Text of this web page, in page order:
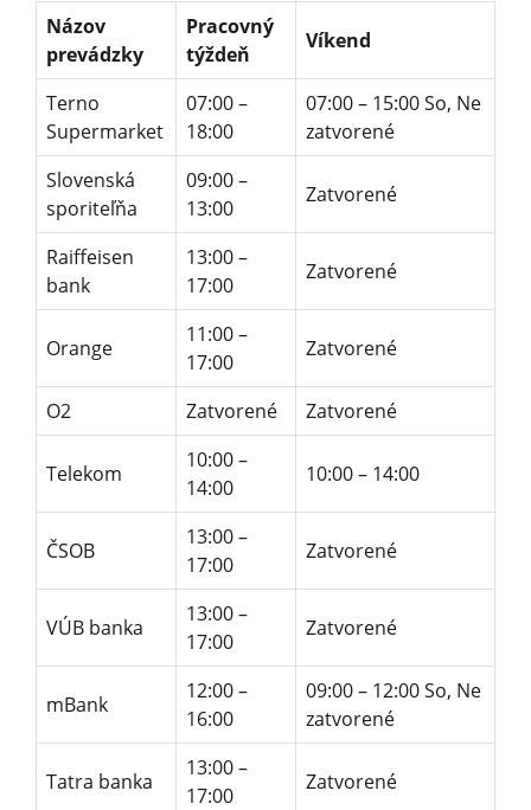
Názov
prevádzky
Pracovný
týždeň
Víkend
Terno
Supermarket
07:00 –
18:00
07:00 – 15:00 So, Ne
zatvorené
Slovenská
sporiteľňa
09:00 –
13:00
Zatvorené
Raiffeisen
bank
13:00 –
17:00
Zatvorené
Orange
11:00 –
17:00
Zatvorené
O2 Zatvorené Zatvorené
Telekom
10:00 –
14:00
10:00 – 14:00
ČSOB
13:00 –
17:00
Zatvorené
VÚB banka
13:00 –
17:00
Zatvorené
mBank
12:00 –
16:00
09:00 – 12:00 So, Ne
zatvorené
Tatra banka
13:00 –
17:00
Zatvorené